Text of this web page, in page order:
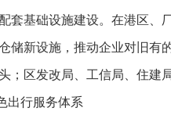
套基础设施建设。在港区、
储新设施，推动企业对旧有
；区发改局、工信局、住建
出行服务体系